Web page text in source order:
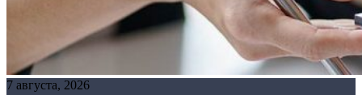
7 августа, 2026